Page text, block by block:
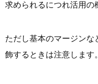
求められるにつれ活用の
ただし基本のマージン
飾するときは注意します。